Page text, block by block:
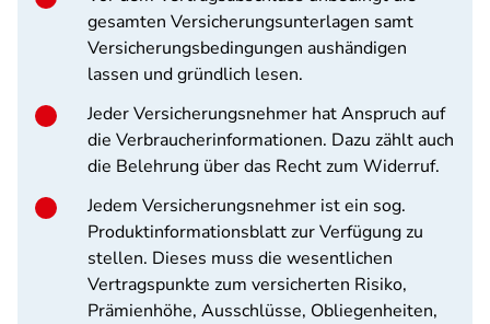
gesamten Versicherungsunterlagen samt
Versicherungsbedingungen aushändigen
lassen und gründlich lesen.
Jeder Versicherungsnehmer hat Anspruch auf
die Verbraucherinformationen. Dazu zählt auch
die Belehrung über das Recht zum Widerruf.
Jedem Versicherungsnehmer ist ein sog.
Produktinformationsblatt zur Verfügung zu
stellen. Dieses muss die wesentlichen
Vertragspunkte zum versicherten Risiko,
Prämienhöhe, Ausschlüsse, Obliegenheiten,